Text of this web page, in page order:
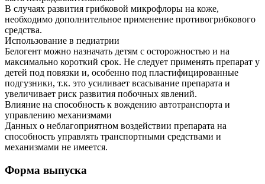
В случаях развития грибковой микрофлоры на коже,
необходимо дополнительное применение противогрибкового
средства.
Использование в педиатрии
Белогент можно назначать детям с осторожностью и на
максимально короткий срок. Не следует применять препарат у
детей под повязки и, особенно под пластифицированные
подгузники, т.к. это усиливает всасывание препарата и
увеличивает риск развития побочных явлений.
Влияние на способность к вождению автотранспорта и
управлению механизмами
Данных о неблагоприятном воздействии препарата на
способность управлять транспортными средствами и
механизмами не имеется.
Форма выпуска